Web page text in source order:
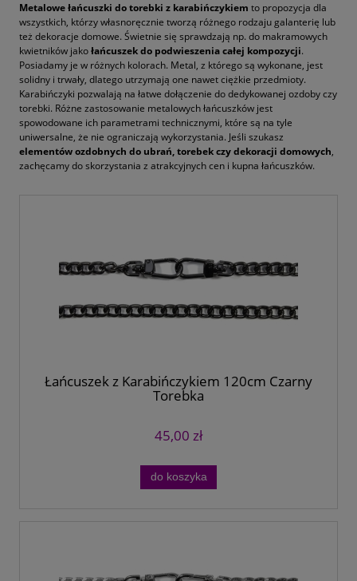
Metalowe łańcuszki do torebki z karabińczykiem to propozycja dla
wszystkich, którzy własnoręcznie tworzą różnego rodzaju galanterię lub
też dekoracje domowe. Świetnie się sprawdzają np. do makramowych
kwietników jakołańcuszek do podwieszenia całej kompozycji.
Posiadamy je w różnych kolorach. Metal, z którego są wykonane, jest
solidny i trwały, dlatego utrzymają one nawet ciężkie przedmioty.
Karabińczyki pozwalają na łatwe dołączenie do dedykowanej ozdoby czy
torebki. Różne zastosowanie metalowych łańcuszków jest
spowodowane ich parametrami technicznymi, które są na tyle
uniwersalne, że nie ograniczają wykorzystania. Jeśli szukasz
elementów ozdobnych do ubrań, torebek czy dekoracji domowych,
zachęcamy do skorzystania z atrakcyjnych cen i kupna łańcuszków.
Łańcuszek z Karabińczykiem 120cm Czarny
Torebka
45,00 zł
do koszyka